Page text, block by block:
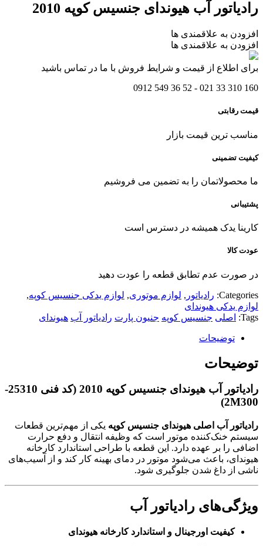
رادیاتور آب هیوندای جنسیس کوپه 2010
افزودن به علاقمندی ها
افزودن به علاقمندی ها
برای اطلاع از قیمت و شرایط فروش با ما در تماس باشید
160 310 33 021 - 52 36 549 0912
قیمت رقابتی
مناسب ترین قیمت بازار
کیفیت تضمینی
ما محصولاتمان را به تضمین می فروشیم
پشتیبانی
کارینا یدک همیشه در دسترس است
عودت کالا
در صورت عدم تطابق قطعه را عودت دهید
Categories: رادیاتور , لوازم موتوری, لوازم یدکی جنسیس کوپه,
لوازم یدکی هیوندای
Tags:
اصلی جنسیس کوپه جنیون پارت رادیاتور آب هیوندای
توضیحات
توضیحات
رادیاتور آب هیوندای جنسیس کوپه 2010 (کد فنی
25310-
2M300
)
رادیاتور آب اصلی هیوندای جنسیس کوپه یکی از مهم‌ترین قطعات
سیستم خنک‌کننده موتور است که وظیفه انتقال و دفع حرارت
اضافی را بر عهده دارد. این قطعه با طراحی استاندارد کارخانه
هیوندای، باعث می‌شود موتور در دمای بهینه کار کند و از آسیب‌های
ناشی از داغ شدن جلوگیری شود.
ویژگی‌های رادیاتور آب
کیفیت اورجینال و استاندارد کارخانه هیوندای